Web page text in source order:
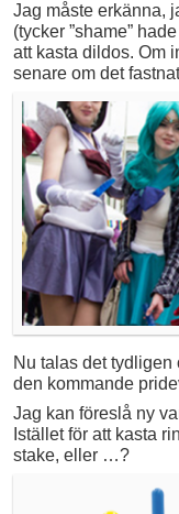
Jag måste erkänna,
(tycker ”shame”
att kasta dildos. Om
senare om det
Nu talas det tydligen
den kommande
Jag kan föreslå ny
Istället för att kasta
stake, eller …?